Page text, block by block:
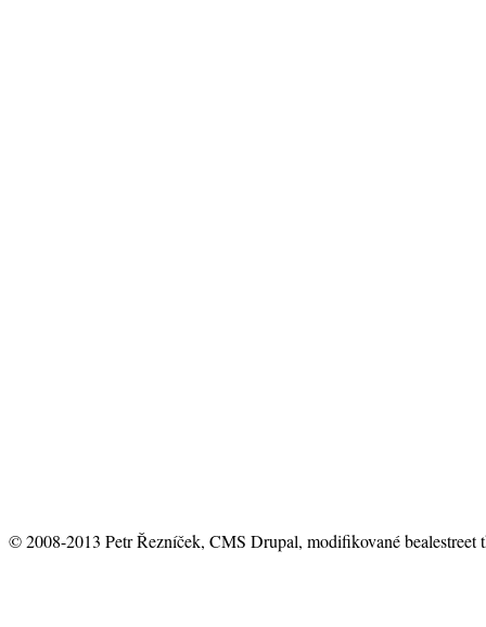
© 2008-2013 Petr Řezníček, CMS Drupal, modifikované bealestreet